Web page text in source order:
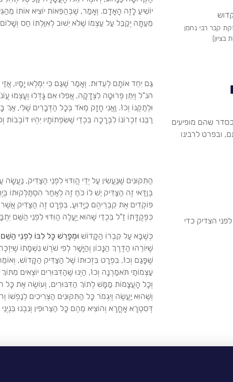
קבר רבי נחמן
יוֹשִׁיעַ לָזֶה הָאָדָם. וְאָמַר, שֶׁבְּהַפֵּאוֹת יוֹצִיא אוֹתוֹ
מֵעַתָּה יְקַבֵּל עַל עַצְמוֹ שֶׁלֹּא יִשׁוּב לְאִוַּלְתּוֹ חַס
שהם מופיעים
ובפרט לרבינו
גַּם יִחֵד אוֹתָם לְעֵדוּת. וְאָמַר שֶׁגַּם כִּי יִמְלְאוּ יָמָיו,
הנ"ל וְיִתֵּן פְּרוּטָה לִצְדָקָה, אֲפִלּוּ אִם גָּדְלוּ וְעָצְמוּ
וּלְתַקְּנוֹ וְכוּ'. וַאֲנִי חָזָק מְאֹד בְּכָל הַדְּבָרִים שֶׁלִּי,
רַבֵּנוּ זִכְרוֹנוֹ לִבְרָכָה בִּכְדֵי שֶׁשִּׂפְתוֹתָיו יִהְיוּ
הצדיק כדי
הַתִּקּוּנִים שֶׁנַּעֲשִׂין עַל יְדֵי הֲוִדּוּי לִפְנֵי הַצַּדִּיק, נַעֲשָׂה
בְּוַדַּאי זֶה הַצַּדִּיק יֵשׁ לוֹ כֹּחַ זֶה לְאַחַר הִסְתַּלְּקוּתוֹ
פּוֹקְדִים אֶת קִבְרֵיהֶם כַּיָּדוּעַ, בִּפְרָט זֶה הַצַּדִּיק
כִּפְקֻדָּתוֹ זַ"ל בִּכְדֵי שֶׁהוּא יַעֲלֶה הַוִּדּוּי לִפְנֵי הַשֵּׁם
כְּשֶׁבָּא עַל קִבְרוֹ הַקָּדוֹשׁ וּמְפָרֵשׁ כָּל לִבּוֹ לִפְנֵי הַשֵּׁם
שֶׁיּוֹרֵהוּ הַדֶּרֶךְ הַנָּכוֹן וְהַיָּשָׁר לְפִי שֹׁרֶשׁ נִשְׁמָתוֹ
שֶׁפָּגַם וְכוּ', בִּפְרָט בִּזְכוּתוֹ שֶׁל הַצַּדִּיק הַקָּדוֹשׁ,
עַצְמוֹתַי תֹּאמַרְנָה וְכוּ', הַיְנוּ שֶׁהַדִּבּוּרִים יוֹצְאִים
וְכָל הָעֲצָמוֹת מַמָּשׁ לְתוֹךְ הַדִּבּוּרִים, וְעוֹשֶׂה אֶת כָּל
וְשֶׁהוּא יַעֲשֶׂה וְיִגְמֹר כָּל הַתִּקּוּנִים הַצְּרִיכִים לְנַפְשׁוֹ
דְּסִטְרָא אָחֳרָא וְהוֹצִיא מֵהֶם כָּל הַצֵּרוּפִין וְנִבְנוּ